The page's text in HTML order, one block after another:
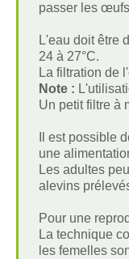
passer les
L'eau doit être
24 à 27°C.
La filtration de
Note :
Un petit filtre à
Il est possible
une
Les adultes
alevins
Pour une
La technique
les femelles